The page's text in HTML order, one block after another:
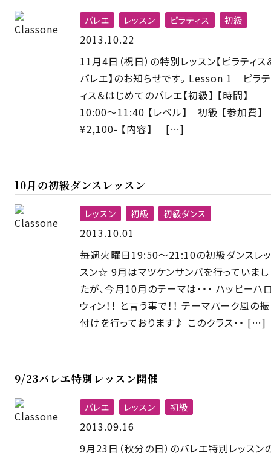
バレエ レッスン ピラティス 初級
2013.10.22
11月4日（祝日）の特別レッスン【ピラティス
バレエ】のお知らせです。 Lesson 1 ピラテ
ィス＆はじめてのバレエ【初級】 【時間】
10:00〜11:40 【レベル】 初級 【参加費
¥2,100- 【内容】 […]
10月の初級ダンスレッスン
レッスン 初級 初級ダンス
2013.10.01
毎週火曜日19:50〜21:10の初級ダンスレッ
スン☆ 9月はマツケンサンバを行っていまし
たが、今月10月のテーマは・・・ ハッピーハ
ウィン！！ と言う事で！！ テーマパーク風の振
付けを行っております♪ このクラス・・ […]
9/23バレエ特別レッスン開催
バレエ レッスン 初級
2013.09.16
9月23日（秋分の日）のバレエ特別レッスン